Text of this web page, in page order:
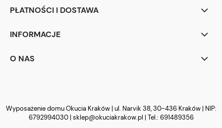
PŁATNOŚCI I DOSTAWA
INFORMACJE
O NAS
Wyposażenie domu Okucia Kraków | ul. Narvik 38, 30-436 Kraków | NIP:
6792994030 | sklep@okuciakrakow.pl | Tel.: 691489356